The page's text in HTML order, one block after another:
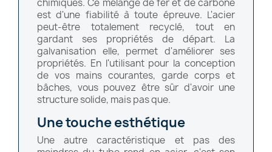
chimiques. Ce mélange de fer et de carbone
est d'une fiabilité à toute épreuve. L'acier
peut-être totalement recyclé, tout en
gardant ses propriétés de départ. La
galvanisation elle, permet d'améliorer ses
propriétés. En l'utilisant pour la conception
de vos mains courantes, garde corps et
bâches, vous pouvez être sûr d'avoir une
structure solide, mais pas que.
Une touche esthétique
Une autre caractéristique et pas des